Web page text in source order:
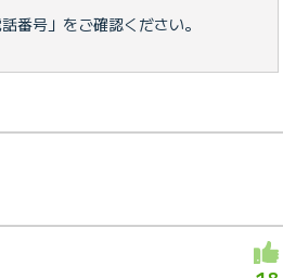
番号」をご確認ください。